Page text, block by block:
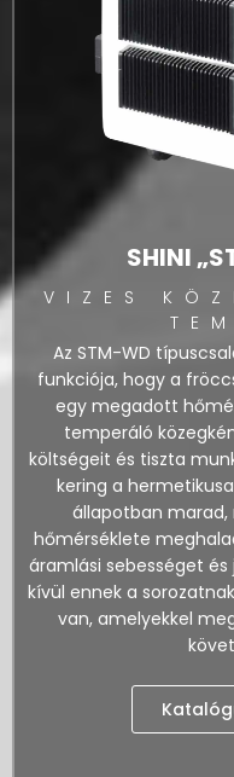
SHINI
VIZES
Az STM-WD
funkciója, hogy a
egy megadott
temperáló
költségeit és tiszta
kering a
állapotban marad,
hőmérséklete
áramlási sebességet
kívül ennek a
van, amelyekkel